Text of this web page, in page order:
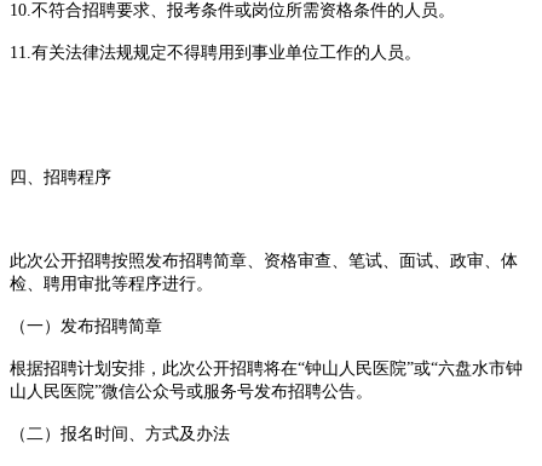
10.不符合招聘要求、报考条件或岗位所需资格条件的人员。
11.有关法律法规规定不得聘用到事业单位工作的人员。
四、招聘程序
此次公开招聘按照发布招聘简章、资格审查、笔试、面试、政审、体
检、聘用审批等程序进行。
（一）发布招聘简章
根据招聘计划安排，此次公开招聘将在“钟山人民医院”或“六盘水市钟
山人民医院”微信公众号或服务号发布招聘公告。
（二）报名时间、方式及办法